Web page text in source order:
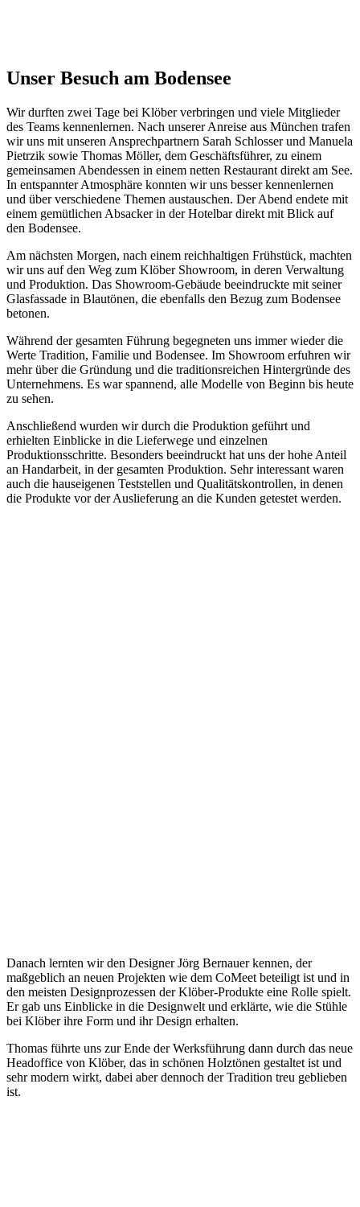
Unser Besuch am Bodensee
Wir durften zwei Tage bei Klöber verbringen und viele Mitglieder
des Teams kennenlernen. Nach unserer Anreise aus München trafen
wir uns mit unseren Ansprechpartnern Sarah Schlosser und Manuela
Pietrzik sowie Thomas Möller, dem Geschäftsführer, zu einem
gemeinsamen Abendessen in einem netten Restaurant direkt am See.
In entspannter Atmosphäre konnten wir uns besser kennenlernen
und über verschiedene Themen austauschen. Der Abend endete mit
einem gemütlichen Absacker in der Hotelbar direkt mit Blick auf
den Bodensee.
Am nächsten Morgen, nach einem reichhaltigen Frühstück, machten
wir uns auf den Weg zum Klöber Showroom, in deren Verwaltung
und Produktion. Das Showroom-Gebäude beeindruckte mit seiner
Glasfassade in Blautönen, die ebenfalls den Bezug zum Bodensee
betonen.
Während der gesamten Führung begegneten uns immer wieder die
Werte Tradition, Familie und Bodensee. Im Showroom erfuhren wir
mehr über die Gründung und die traditionsreichen Hintergründe des
Unternehmens. Es war spannend, alle Modelle von Beginn bis heute
zu sehen.
Anschließend wurden wir durch die Produktion geführt und
erhielten Einblicke in die Lieferwege und einzelnen
Produktionsschritte. Besonders beeindruckt hat uns der hohe Anteil
an Handarbeit, in der gesamten Produktion. Sehr interessant waren
auch die hauseigenen Teststellen und Qualitätskontrollen, in denen
die Produkte vor der Auslieferung an die Kunden getestet werden.
Danach lernten wir den Designer Jörg Bernauer kennen, der
maßgeblich an neuen Projekten wie dem CoMeet beteiligt ist und in
den meisten Designprozessen der Klöber-Produkte eine Rolle spielt.
Er gab uns Einblicke in die Designwelt und erklärte, wie die Stühle
bei Klöber ihre Form und ihr Design erhalten.
Thomas führte uns zur Ende der Werksführung dann durch das neue
Headoffice von Klöber, das in schönen Holztönen gestaltet ist und
sehr modern wirkt, dabei aber dennoch der Tradition treu geblieben
ist.